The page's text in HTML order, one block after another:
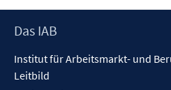
Footer
Das IAB
Institut für Arbeitsmarkt- und
Leitbild